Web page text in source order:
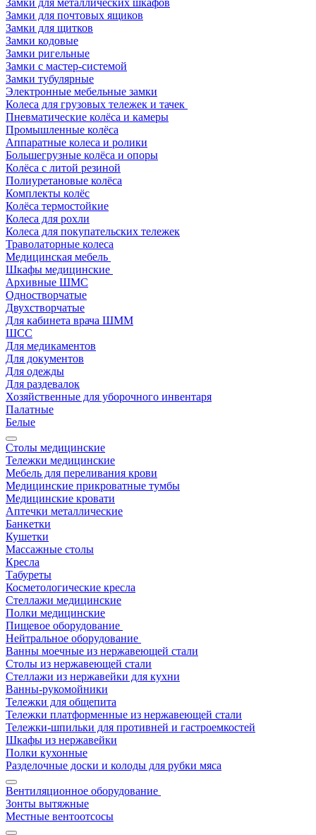
Замки для металлических шкафов
Замки для почтовых ящиков
Замки для щитков
Замки кодовые
Замки ригельные
Замки с мастер-системой
Замки тубулярные
Электронные мебельные замки
Колеса для грузовых тележек и тачек
Пневматические колёса и камеры
Промышленные колёса
Аппаратные колеса и ролики
Большегрузные колёса и опоры
Колёса с литой резиной
Полиуретановые колёса
Комплекты колёс
Колёса термостойкие
Колеса для рохли
Колеса для покупательских тележек
Траволаторные колеса
Медицинская мебель
Шкафы медицинские
Архивные ШМС
Одностворчатые
Двухстворчатые
Для кабинета врача ШММ
ШСС
Для медикаментов
Для документов
Для одежды
Для раздевалок
Хозяйственные для уборочного инвентаря
Палатные
Белые
Столы медицинские
Тележки медицинские
Мебель для переливания крови
Медицинские прикроватные тумбы
Медицинские кровати
Аптечки металлические
Банкетки
Кушетки
Массажные столы
Кресла
Табуреты
Косметологические кресла
Стеллажи медицинские
Полки медицинские
Пищевое оборудование
Нейтральное оборудование
Ванны моечные из нержавеющей стали
Столы из нержавеющей стали
Стеллажи из нержавейки для кухни
Ванны-рукомойники
Тележки для общепита
Тележки платформенные из нержавеющей стали
Тележки-шпильки для противней и гастроемкостей
Шкафы из нержавейки
Полки кухонные
Разделочные доски и колоды для рубки мяса
Вентиляционное оборудование
Зонты вытяжные
Местные вентоотсосы